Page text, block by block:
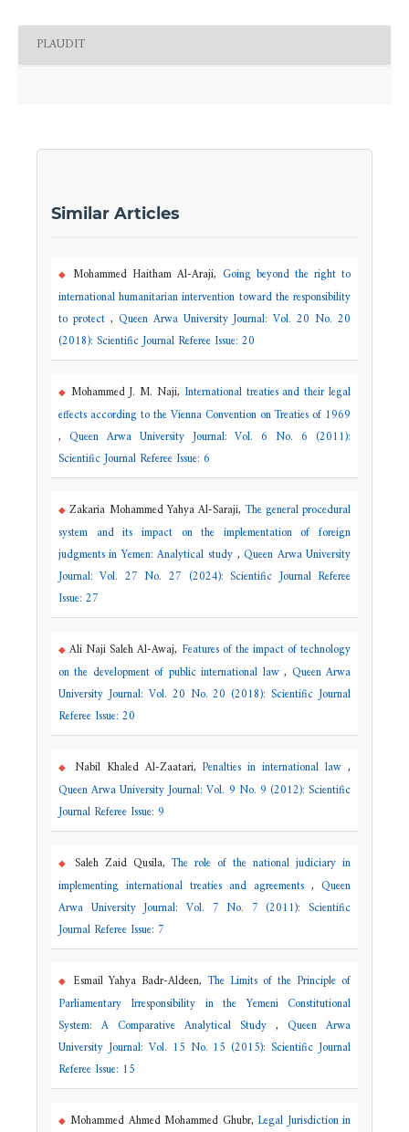
PLAUDIT
Similar Articles
Mohammed Haitham Al-Araji, Going beyond the right to
international humanitarian intervention toward the responsibility
to protect , Queen Arwa University Journal: Vol. 20 No. 20
(2018): Scientific Journal Referee Issue: 20
Mohammed J. M. Naji, International treaties and their legal
effects according to the Vienna Convention on Treaties of 1969
, Queen Arwa University Journal: Vol. 6 No. 6 (2011):
Scientific Journal Referee Issue: 6
Zakaria Mohammed Yahya Al-Saraji,The general procedural
system and its impact on the implementation of foreign
judgments in Yemen: Analytical study ,Queen Arwa University
Journal: Vol. 27 No. 27 (2024): Scientific Journal Referee
Issue: 27
Ali Naji Saleh Al-Awaj, Features of the impact of technology
on the development of public international law, Queen Arwa
University Journal: Vol. 20 No. 20 (2018): Scientific Journal
Referee Issue: 20
Nabil Khaled Al-Zaatari, Penalties in international law,
Queen Arwa University Journal: Vol. 9 No. 9 (2012): Scientific
Journal Referee Issue: 9
Saleh Zaid Qusila,The role of the national judiciary in
implementing international treaties and agreements,Queen
Arwa University Journal: Vol. 7 No. 7 (2011): Scientific
Journal Referee Issue: 7
Esmail Yahya Badr-Aldeen,The Limits of the Principle of
Parliamentary Irresponsibility in the Yemeni Constitutional
System: A Comparative Analytical Study,Queen Arwa
University Journal: Vol. 15 No. 15 (2015): Scientific Journal
Referee Issue: 15
Mohammed Ahmed Mohammed Ghubr, Legal Jurisdiction in